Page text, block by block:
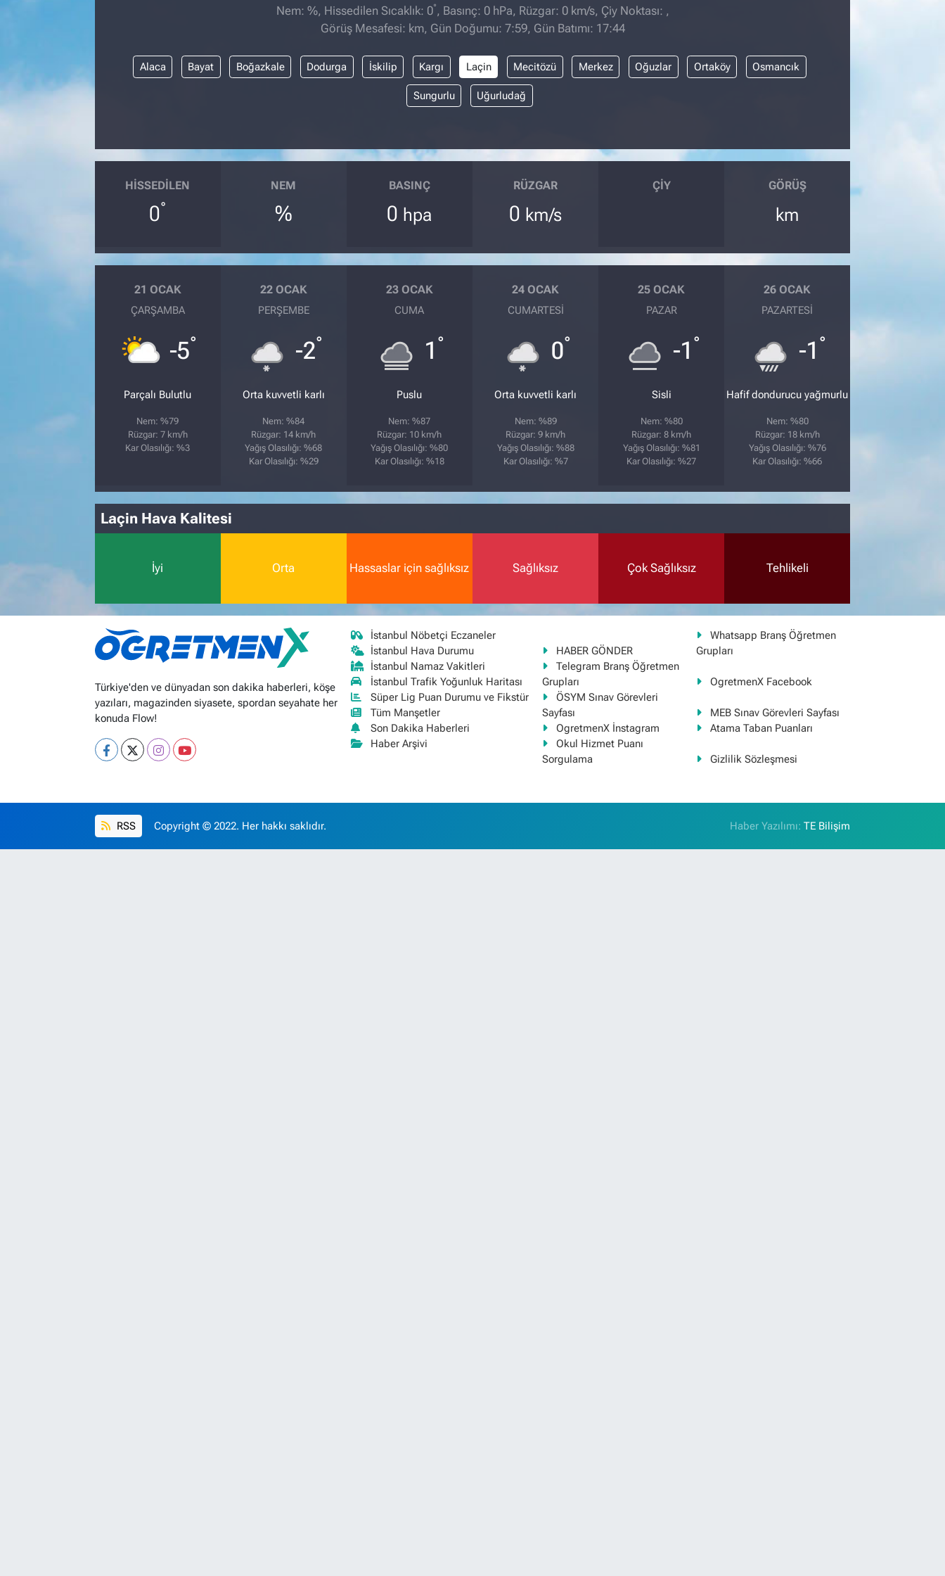
Nem: %, Hissedilen Sıcaklık: 0°, Basınç: 0 hPa, Rüzgar: 0 km/s, Çiy Noktası: ,
Görüş Mesafesi: km, Gün Doğumu: 7:59, Gün Batımı: 17:44
Alaca Bayat Boğazkale Dodurga İskilip Kargı Laçin Mecitözü Merkez Oğuzlar Ortaköy Osmancık
Sungurlu Uğurludağ
HISSEDILEN
0°
NEM
%
BASINÇ
0 hpa
RÜZGAR
0 km/s
ÇIY GÖRÜŞ
km
21 OCAK
ÇARŞAMBA
-5°
Parçalı Bulutlu
Nem: %79
Rüzgar: 7 km/h
Kar Olasılığı: %3
22 OCAK
PERŞEMBE
-2°
Orta kuvvetli karlı
Nem: %84
Rüzgar: 14 km/h
Yağış Olasılığı: %68
Kar Olasılığı: %29
23 OCAK
CUMA
1 °
Puslu
Nem: %87
Rüzgar: 10 km/h
Yağış Olasılığı: %80
Kar Olasılığı: %18
24 OCAK
CUMARTESI
0°
Orta kuvvetli karlı
Nem: %89
Rüzgar: 9 km/h
Yağış Olasılığı: %88
Kar Olasılığı: %7
25 OCAK
PAZAR
-1 °
Sisli
Nem: %80
Rüzgar: 8 km/h
Yağış Olasılığı: %81
Kar Olasılığı: %27
26 OCAK
PAZARTESI
-1 °
Hafif dondurucu yağmurlu
Nem: %80
Rüzgar: 18 km/h
Yağış Olasılığı: %76
Kar Olasılığı: %66
Laçin Hava Kalitesi
İyi Orta Hassaslar için sağlıksız Sağlıksız Çok Sağlıksız Tehlikeli
Türkiye'den ve dünyadan son dakika haberleri, köşe
yazıları, magazinden siyasete, spordan seyahate her
konuda Flow!
İstanbul Nöbetçi Eczaneler
İstanbul Hava Durumu
İstanbul Namaz Vakitleri
İstanbul Trafik Yoğunluk Haritası
Süper Lig Puan Durumu ve Fikstür
Tüm Manşetler
Son Dakika Haberleri
Haber Arşivi
HABER GÖNDER
Whatsapp Branş Öğretmen
Grupları
Telegram Branş Öğretmen
Grupları
OgretmenX Facebook
ÖSYM Sınav Görevleri
Sayfası
MEB Sınav Görevleri Sayfası
OgretmenX İnstagram
Atama Taban Puanları
Okul Hizmet Puanı
Sorgulama
Gizlilik Sözleşmesi
RSS Copyright © 2022. Her hakkı saklıdır. Haber Yazılımı:TE Bilişim